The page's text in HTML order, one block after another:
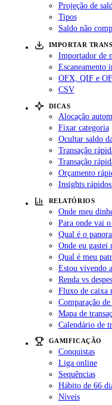
Projeção de
Tipos
Saldo não
IMPORTAR
Importador de
Escaneamento
OFX, QIF e
CSV
DICAS
Alocação
Fixar categoria
Ocultar saldo
Transação
Transação
Orçamento
Insights
RELATÓRIOS
Onde meu
Para onde vai
Qual é o
Onde eu gastei
Qual é meu
Estou vivendo
Renda vs
Fluxo de caixa
Comparação de
Mapa de
Calendário de
GAMIFICAÇÃO
Conquistas
Liga online
Sequências
Hábito de 66
Níveis